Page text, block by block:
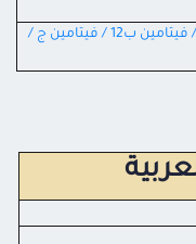
چنكو / بيتا كاروتين / سيلينيوم / فيتامين ب3 / فيتامين ب12 / فيتامين ج /